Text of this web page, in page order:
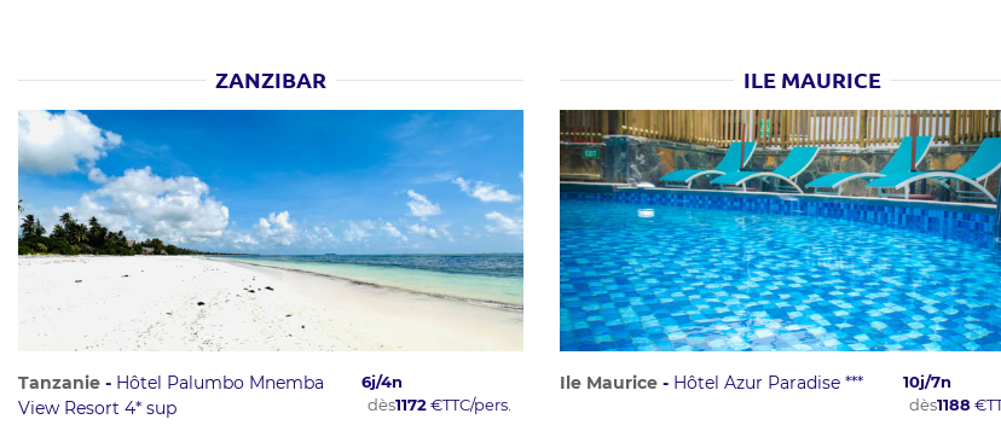
ZANZIBAR
Tanzanie - Hôtel Palumbo Mnemba
View Resort 4* sup
6j/4n
dès1172€TTC/pers.
ILE MAURICE
Ile Maurice - Hôtel Azur Paradise *** 10j/7n
dès1188 €